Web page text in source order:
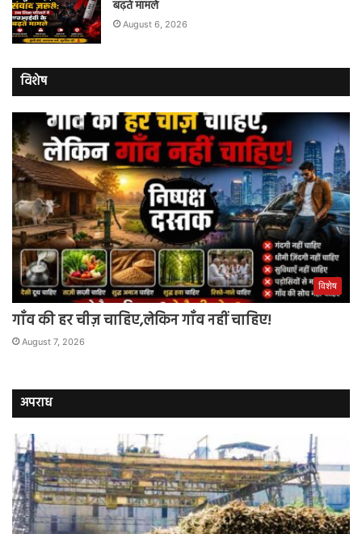
बढ़ते मामले
August 6, 2026
विशेष
विशेष
गाँव की हर चीज़ चाहिए,लेकिन गाँव नहीं चाहिए!
August 7, 2026
अपराध